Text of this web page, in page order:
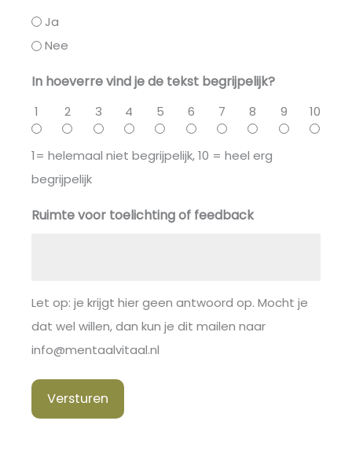
Ja
Nee
In hoeverre vind je de tekst begrijpelijk?
1 2 3 4 5 6 7 8 9 10
1= helemaal niet begrijpelijk, 10 = heel erg
begrijpelijk
Ruimte voor toelichting of feedback
Let op: je krijgt hier geen antwoord op. Mocht je
dat wel willen, dan kun je dit mailen naar
info@mentaalvitaal.nl
Versturen